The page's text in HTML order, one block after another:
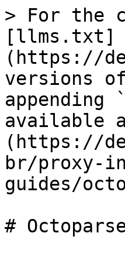
> For the
[llms.txt]
(https://
versions
appending
available
(https://
br/proxy-
guides/
#